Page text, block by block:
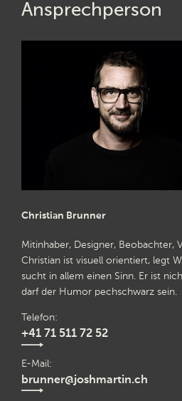
Ansprechperson
Christian Brunner
Mitinhaber, Designer, Beobachter,
Christian ist visuell orientiert, legt
sucht in allem einen Sinn. Er ist
darf der Humor pechschwarz sein.
Telefon
+41 71 511 72 52
E-Mail
brunner@joshmartin.ch